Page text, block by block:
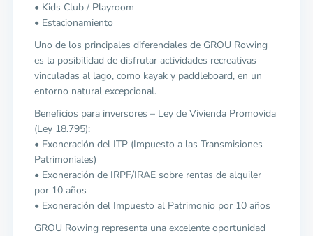
• Kids Club / Playroom
• Estacionamiento
Uno de los principales diferenciales de GROU Rowing
es la posibilidad de disfrutar actividades recreativas
vinculadas al lago, como kayak y paddleboard, en un
entorno natural excepcional.
Beneficios para inversores – Ley de Vivienda Promovida
(Ley 18.795):
• Exoneración del ITP (Impuesto a las Transmisiones
Patrimoniales)
• Exoneración de IRPF/IRAE sobre rentas de alquiler
por 10 años
• Exoneración del Impuesto al Patrimonio por 10 años
GROU Rowing representa una excelente oportunidad